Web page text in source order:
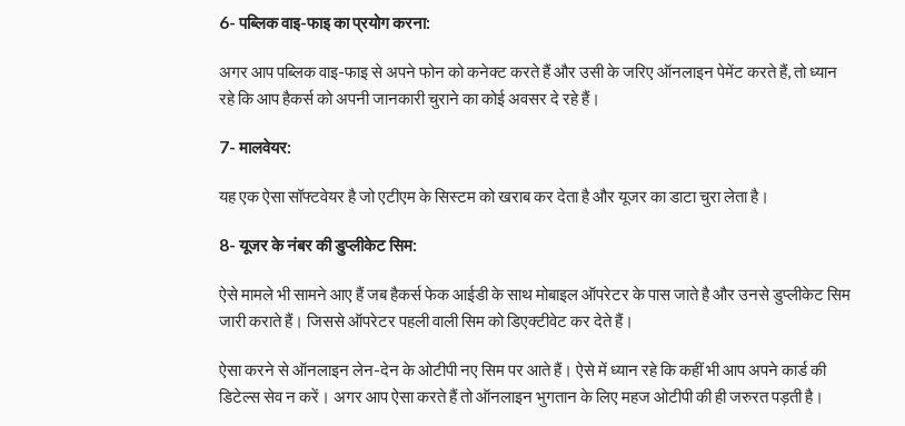
6- पब्लिक वाइ-फाइ का प्रयोग करना:
अगर आप पब्लिक वाइ-फाइ से अपने फोन को कनेक्ट करते हैं और उसी के जरिए ऑनलाइन पेमेंट करते हैं, तो ध्यान
रहे कि आप हैकर्स को अपनी जानकारी चुराने का कोई अवसर दे रहे हैं।
7- मालवेयर:
यह एक ऐसा सॉफ्टवेयर है जो एटीएम के सिस्टम को खराब कर देता है और यूजर का डाटा चुरा लेता है।
8- यूजर के नंबर की डुप्लीकेट सिम:
ऐसे मामले भी सामने आए हैं जब हैकर्स फेक आईडी के साथ मोबाइल ऑपरेटर के पास जाते है और उनसे डुप्लीकेट सिम
जारी कराते हैं। जिससे ऑपरेटर पहली वाली सिम को डिएक्टीवेट कर देते हैं।
ऐसा करने से ऑनलाइन लेन-देन के ओटीपी नए सिम पर आते हैं। ऐसे में ध्यान रहे कि कहीं भी आप अपने कार्ड की
डिटेल्स सेव न करें। अगर आप ऐसा करते हैं तो ऑनलाइन भुगतान के लिए महज ओटीपी की ही जरुरत पड़ती है।